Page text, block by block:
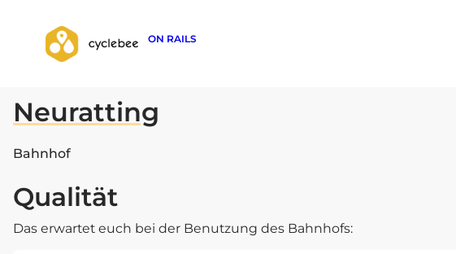
ON RAILS
zurück zur Suche
Neuratting
Bahnhof
Qualität
Das erwartet euch bei der Benutzung des Bahnhofs: